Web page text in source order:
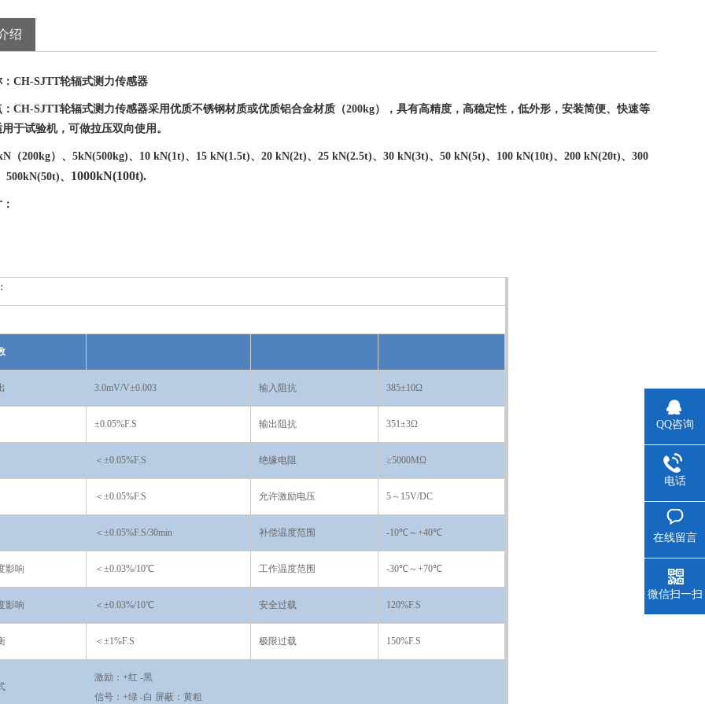
绍
CH-SJTT轮辐式测力传感器
CH-SJTT轮辐式测力传感器采用优质不锈钢材质或优质铝合金材质（200kg），具有高精度，高稳定性，低外形，安装简便、快速等
于试验机，可做拉压双向使用。
（200kg）、5kN(500kg)、10 kN(1t)、15 kN(1.5t)、20 kN(2t)、25 kN(2.5t)、30 kN(3t)、50 kN(5t)、100 kN(10t)、200 kN(20t)、300
500kN(50t)、 1000kN(100t).
3.0mV/V±0.003 输入阻抗 385±10Ω
±0.05%F.S 输出阻抗 351±3Ω
＜±0.05%F.S 绝缘电阻 ≥5000MΩ
＜±0.05%F.S 允许激励电压 5～15V/DC
＜±0.05%F.S/30min 补偿温度范围 -10℃～+40℃
影响 ＜±0.03%/10℃ 工作温度范围 -30℃～+70℃
影响 ＜±0.03%/10℃ 安全过载 120%F.S
＜±1%F.S 极限过载 150%F.S
激励：+红 -黑
信号：+绿 -白 屏蔽：黄粗
QQ咨询
电话
在线留言
微信扫一扫